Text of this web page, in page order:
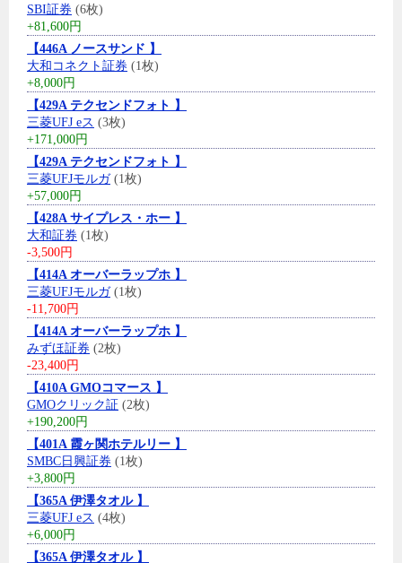
SBI証券 (6枚)
+81,600円
【446A ノースサンド 】
大和コネクト証券 (1枚)
+8,000円
【429A テクセンドフォト 】
三菱UFJ eス (3枚)
+171,000円
【429A テクセンドフォト 】
三菱UFJモルガ(1枚)
+57,000円
【428A サイプレス・ホー 】
大和証券 (1枚)
-3,500円
【414A オーバーラップホ 】
三菱UFJモルガ(1枚)
-11,700円
【414A オーバーラップホ 】
みずほ証券 (2枚)
-23,400円
【410A GMOコマース 】
GMOクリック証 (2枚)
+190,200円
【401A 霞ヶ関ホテルリー 】
SMBC日興証券 (1枚)
+3,800円
【365A 伊澤タオル 】
三菱UFJ eス (4枚)
+6,000円
【365A 伊澤タオル 】